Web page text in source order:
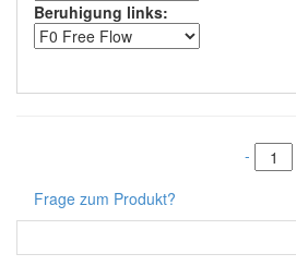
Beruhigung links:
-
Frage zum Produkt?